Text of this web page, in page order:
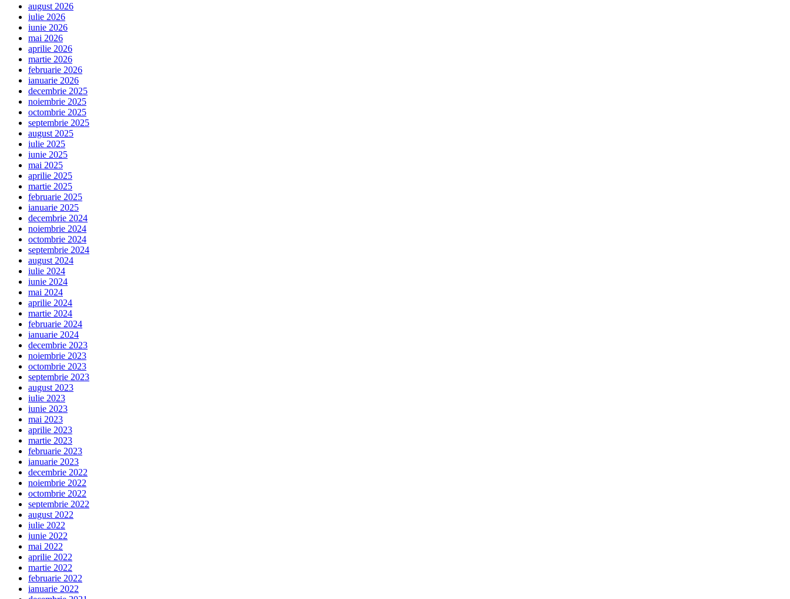
august 2026
iulie 2026
iunie 2026
mai 2026
aprilie 2026
martie 2026
februarie 2026
ianuarie 2026
decembrie 2025
noiembrie 2025
octombrie 2025
septembrie 2025
august 2025
iulie 2025
iunie 2025
mai 2025
aprilie 2025
martie 2025
februarie 2025
ianuarie 2025
decembrie 2024
noiembrie 2024
octombrie 2024
septembrie 2024
august 2024
iulie 2024
iunie 2024
mai 2024
aprilie 2024
martie 2024
februarie 2024
ianuarie 2024
decembrie 2023
noiembrie 2023
octombrie 2023
septembrie 2023
august 2023
iulie 2023
iunie 2023
mai 2023
aprilie 2023
martie 2023
februarie 2023
ianuarie 2023
decembrie 2022
noiembrie 2022
octombrie 2022
septembrie 2022
august 2022
iulie 2022
iunie 2022
mai 2022
aprilie 2022
martie 2022
februarie 2022
ianuarie 2022